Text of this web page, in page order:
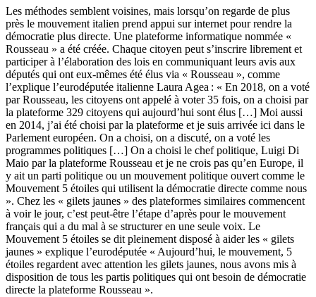
Les méthodes semblent voisines, mais lorsqu’on regarde de plus
près le mouvement italien prend appui sur internet pour rendre la
démocratie plus directe. Une plateforme informatique nommée «
Rousseau » a été créée. Chaque citoyen peut s’inscrire librement et
participer à l’élaboration des lois en communiquant leurs avis aux
députés qui ont eux-mêmes été élus via « Rousseau », comme
l’explique l’eurodéputée italienne Laura Agea : « En 2018, on a voté
par Rousseau, les citoyens ont appelé à voter 35 fois, on a choisi par
la plateforme 329 citoyens qui aujourd’hui sont élus […] Moi aussi
en 2014, j’ai été choisi par la plateforme et je suis arrivée ici dans le
Parlement européen. On a choisi, on a discuté, on a voté les
programmes politiques […] On a choisi le chef politique, Luigi Di
Maio par la plateforme Rousseau et je ne crois pas qu’en Europe, il
y ait un parti politique ou un mouvement politique ouvert comme le
Mouvement 5 étoiles qui utilisent la démocratie directe comme nous
». Chez les « gilets jaunes » des plateformes similaires commencent
à voir le jour, c’est peut-être l’étape d’après pour le mouvement
français qui a du mal à se structurer en une seule voix. Le
Mouvement 5 étoiles se dit pleinement disposé à aider les « gilets
jaunes » explique l’eurodéputée « Aujourd’hui, le mouvement, 5
étoiles regardent avec attention les gilets jaunes, nous avons mis à
disposition de tous les partis politiques qui ont besoin de démocratie
directe la plateforme Rousseau ».